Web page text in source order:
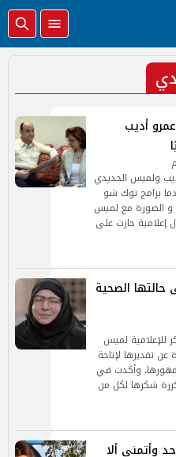
25 عامًا: عمرو أديب
ولميس الحديدي
برامج توك شو
و الصورة مع لميس
إعلامية حازت على
الصحية
للإعلامية لميس
تقديرها لإتاحة
وأكدت في
شكرها لكل من
وأتمنى ألا